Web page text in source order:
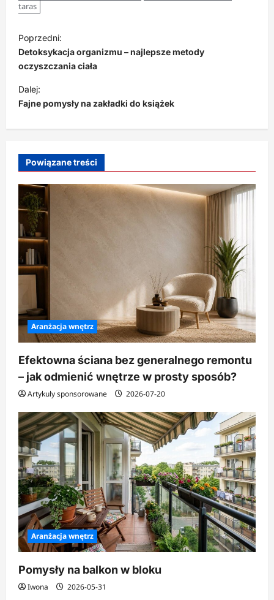
taras
o
b
a
c
z
i
s
y
Poprzedni:
Detoksykacja organizmu – najlepsze metody
oczyszczania ciała
Dalej:
Fajne pomysły na zakładki do książek
Powiązane treści
Aranżacja wnętrz
Efektowna ściana bez generalnego remontu
– jak odmienić wnętrze w prosty sposób?
Artykuly sponsorowane 2026-07-20
Aranżacja wnętrz
Pomysły na balkon w bloku
Iwona 2026-05-31